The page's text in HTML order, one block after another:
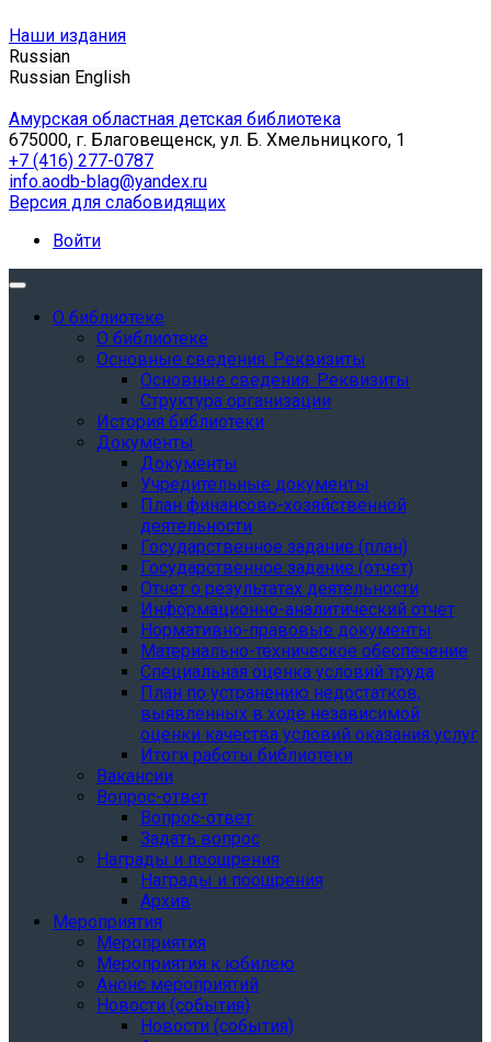
Наши издания
Russian
Russian English
Амурская областная детская библиотека
675000, г. Благовещенск, ул. Б. Хмельницкого, 1
+7 (416) 277-0787
info.aodb-blag@yandex.ru
Версия для слабовидящих
Войти
О библиотеке
О библиотеке
Основные сведения. Реквизиты
Основные сведения. Реквизиты
Структура организации
История библиотеки
Документы
Документы
Учредительные документы
План финансово-хозяйственной
деятельности
Государственное задание (план)
Государственное задание (отчет)
Отчет о результатах деятельности
Информационно-аналитический отчет
Нормативно-правовые документы
Материально-техническое обеспечение
Специальная оценка условий труда
План по устранению недостатков,
выявленных в ходе независимой
оценки качества условий оказания услуг
Итоги работы библиотеки
Вакансии
Вопрос-ответ
Вопрос-ответ
Задать вопрос
Награды и поощрения
Награды и поощрения
Архив
Мероприятия
Мероприятия
Мероприятия к юбилею
Анонс мероприятий
Новости (события)
Новости (события)